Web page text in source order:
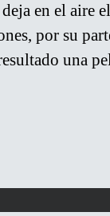
en el aire
por su
una